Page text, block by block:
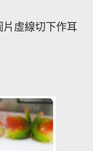
虛線切下作耳